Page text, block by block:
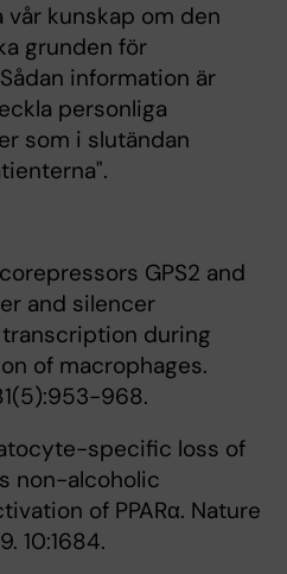
vår kunskap om den
grunden för
information är
personliga
som i slutändan
GPS2 and
and silencer
during
of macrophages.
968.
specific loss of
non-alcoholic
of PPARα. Nature
10:1684.